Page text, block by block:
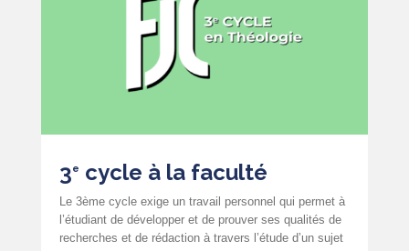
3e cycle à la faculté
Le 3ème cycle exige un travail personnel qui permet à
l’étudiant de développer et de prouver ses qualités de
recherches et de rédaction à travers l’étude d’un sujet